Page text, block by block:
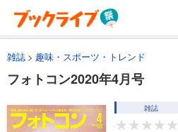
雑誌 趣味・スポーツ・トレンド
フォトコン2020年4月号
雑誌
-